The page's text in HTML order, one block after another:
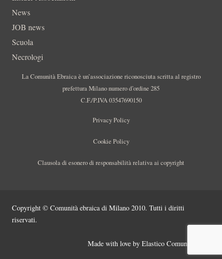
News
JOB news
Scuola
Necrologi
La Comunità Ebraica è un’associazione riconosciuta scritta al registro
prefettura Milano numero d’ordine 285
C.F./P.IVA 03547690150
Privacy Policy
Cookie Policy
Clausola di esonero di responsabilità relativa ai copyright
Copyright © Comunità ebraica di Milano 2010. Tutti i diritti
riservati.
Made with love by Elastico Comunicazione